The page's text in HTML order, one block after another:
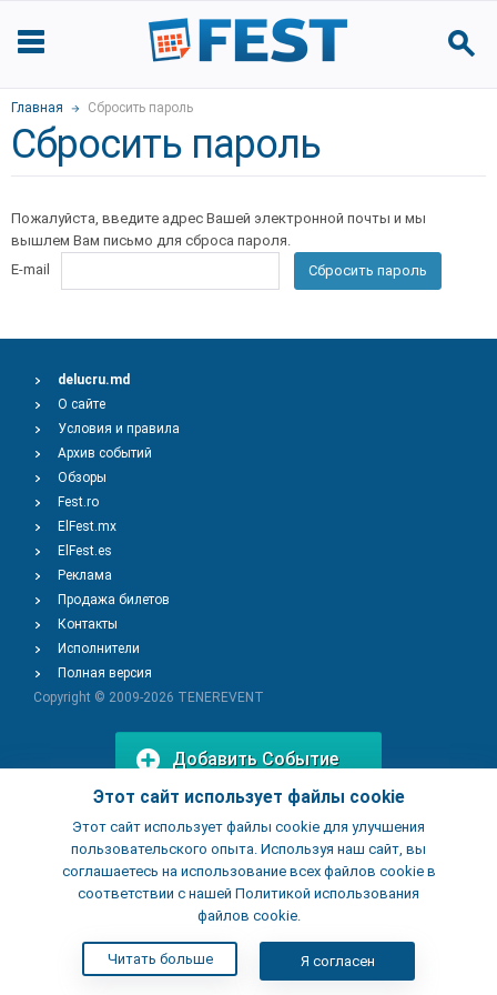
Главная Сбросить пароль
Сбросить пароль
Пожалуйста, введите адрес Вашей электронной почты и мы
вышлем Вам письмо для сброса пароля.
E-mail
Сбросить пароль
Этот сайт использует файлы cookie
Этот сайт использует файлы cookie для улучшения
пользовательского опыта. Используя наш сайт, вы
соглашаетесь на использование всех файлов cookie в
соответствии с нашей Политикой использования
файлов cookie.
Читать больше Я согласен
delucru.md
О сайте
Условия и правила
Архив событий
Обзоры
Fest.ro
ElFest.mx
ElFest.es
Реклама
Продажа билетов
Контакты
Исполнители
Полная версия
Copyright © 2009-2026 TENEREVENT
Добавить Событие
Добавить Заведение